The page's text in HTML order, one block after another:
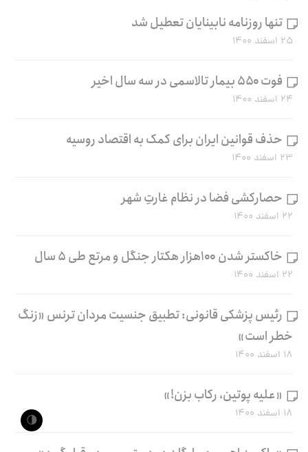
تنها روزنامه نابینایان تعطیل شد
۲۵ اسفند ۱۴۰۰
فوت ۵۵۰ بیمار تالاسمی در سه سال اخیر
۲۴ اسفند ۱۴۰۰
حذف قوانین ایران برای کمک به اقتصاد روسیه
۲۳ اسفند ۱۴۰۰
حصارکشی فضا در نظام غارتِ شهر
۲۲ اسفند ۱۴۰۰
خاکستر شدن ۱۰۰هزار هکتار جنگل و مرتع طی ۵ سال
۲۲ اسفند ۱۴۰۰
رئیس پزشکی قانونی: تطبیق جنسیت مردان ترنس «زنگ
خطر است»
۱۸ اسفند ۱۴۰۰
«علیه پوتین، رکاب بزن!»
۱۸ اسفند ۱۴۰۰ 🌗